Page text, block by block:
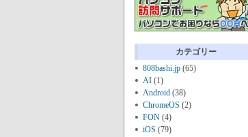
カテゴリー
808bashi.jp (65)
AI (1)
Android (38)
ChromeOS (2)
FON (4)
iOS (79)